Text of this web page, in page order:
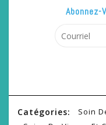
Catégories:
Soin